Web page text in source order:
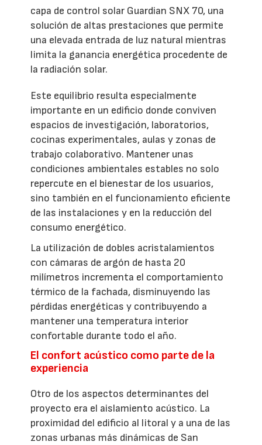
capa de control solar Guardian SNX 70, una
solución de altas prestaciones que permite
una elevada entrada de luz natural mientras
limita la ganancia energética procedente de
la radiación solar.
Este equilibrio resulta especialmente
importante en un edificio donde conviven
espacios de investigación, laboratorios,
cocinas experimentales, aulas y zonas de
trabajo colaborativo. Mantener unas
condiciones ambientales estables no solo
repercute en el bienestar de los usuarios,
sino también en el funcionamiento eficiente
de las instalaciones y en la reducción del
consumo energético.
La utilización de dobles acristalamientos
con cámaras de argón de hasta 20
milímetros incrementa el comportamiento
térmico de la fachada, disminuyendo las
pérdidas energéticas y contribuyendo a
mantener una temperatura interior
confortable durante todo el año.
El confort acústico como parte de la
experiencia
Otro de los aspectos determinantes del
proyecto era el aislamiento acústico. La
proximidad del edificio al litoral y a una de las
zonas urbanas más dinámicas de San